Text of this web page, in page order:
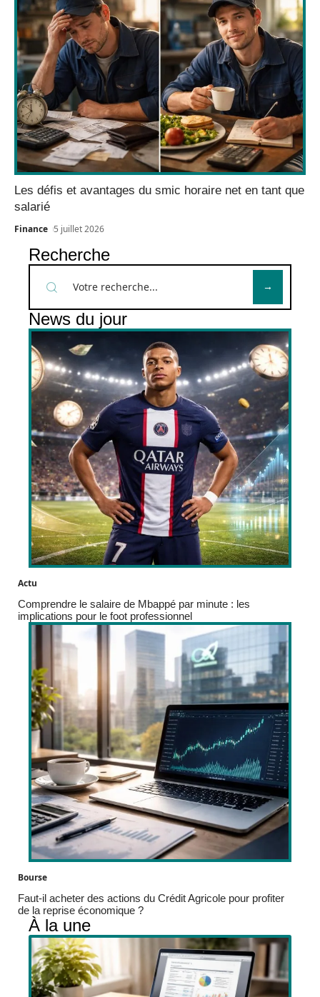
Les défis et avantages du smic horaire net en tant que
salarié
Finance 5 juillet 2026
Recherche
News du jour
Actu
Comprendre le salaire de Mbappé par minute : les
implications pour le foot professionnel
Bourse
Faut-il acheter des actions du Crédit Agricole pour profiter
de la reprise économique ?
À la une